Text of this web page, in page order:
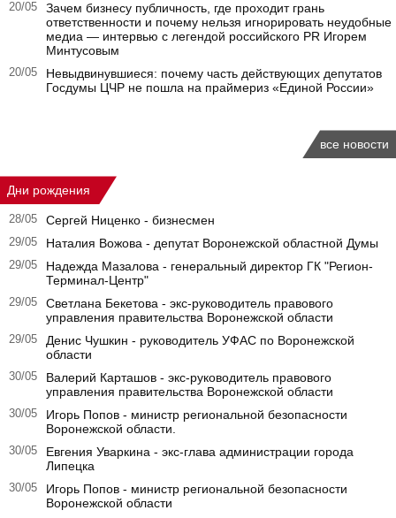
20/05
Зачем бизнесу публичность, где проходит грань
ответственности и почему нельзя игнорировать неудобные
медиа — интервью с легендой российского PR Игорем
Минтусовым
20/05
Невыдвинувшиеся: почему часть действующих депутатов
Госдумы ЦЧР не пошла на праймериз «Единой России»
все новости
Дни рождения
28/05 Сергей Ниценко - бизнесмен
29/05 Наталия Вожова - депутат Воронежской областной Думы
29/05
Надежда Мазалова - генеральный директор ГК "Регион-
Терминал-Центр"
29/05
Светлана Бекетова - экс-руководитель правового
управления правительства Воронежской области
29/05
Денис Чушкин - руководитель УФАС по Воронежской
области
30/05
Валерий Карташов - экс-руководитель правового
управления правительства Воронежской области
30/05
Игорь Попов - министр региональной безопасности
Воронежской области.
30/05
Евгения Уваркина - экс-глава администрации города
Липецка
30/05
Игорь Попов - министр региональной безопасности
Воронежской области